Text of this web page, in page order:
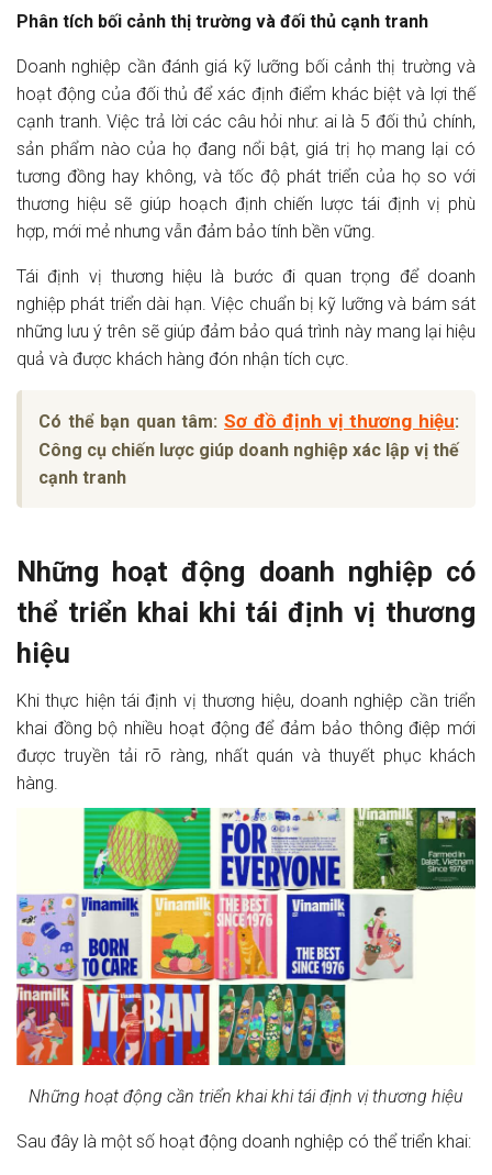
Phân tích bối cảnh thị trường và đối thủ cạnh tranh
Doanh nghiệp cần đánh giá kỹ lưỡng bối cảnh thị trường và
hoạt động của đối thủ để xác định điểm khác biệt và lợi thế
cạnh tranh. Việc trả lời các câu hỏi như: ai là 5 đối thủ chính,
sản phẩm nào của họ đang nổi bật, giá trị họ mang lại có
tương đồng hay không, và tốc độ phát triển của họ so với
thương hiệu sẽ giúp hoạch định chiến lược tái định vị phù
hợp, mới mẻ nhưng vẫn đảm bảo tính bền vững.
Tái định vị thương hiệu là bước đi quan trọng để doanh
nghiệp phát triển dài hạn. Việc chuẩn bị kỹ lưỡng và bám sát
những lưu ý trên sẽ giúp đảm bảo quá trình này mang lại hiệu
quả và được khách hàng đón nhận tích cực.
Có thể bạn quan tâm: Sơ đồ định vị thương hiệu:
Công cụ chiến lược giúp doanh nghiệp xác lập vị thế
cạnh tranh
Những hoạt động doanh nghiệp có
thể triển khai khi tái định vị thương
hiệu
Khi thực hiện tái định vị thương hiệu, doanh nghiệp cần triển
khai đồng bộ nhiều hoạt động để đảm bảo thông điệp mới
được truyền tải rõ ràng, nhất quán và thuyết phục khách
hàng.
Những hoạt động cần triển khai khi tái định vị thương hiệu
Sau đây là một số hoạt động doanh nghiệp có thể triển khai: